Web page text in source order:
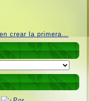
crear la primera…